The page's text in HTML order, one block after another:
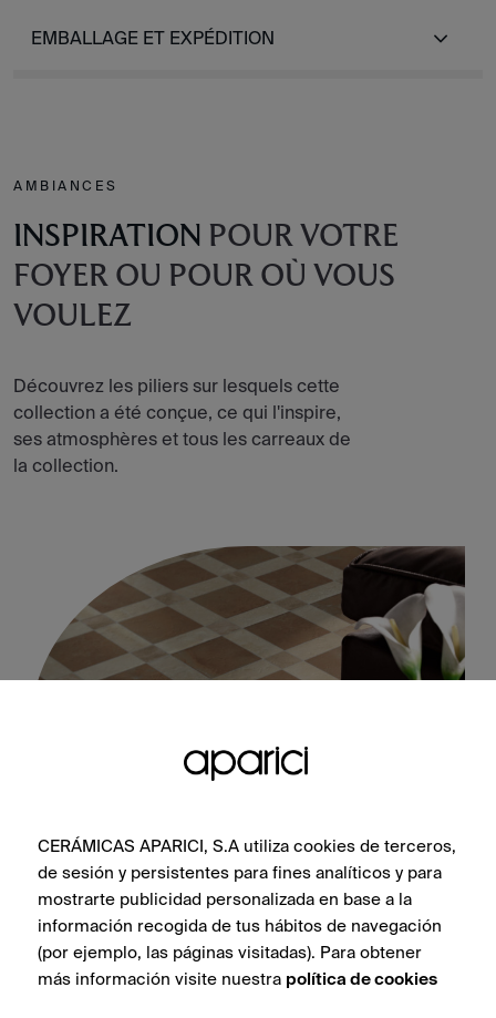
EMBALLAGE ET EXPÉDITION
AMBIANCES
INSPIRATION POUR VOTRE
FOYER OU POUR OÙ VOUS
VOULEZ
Découvrez les piliers sur lesquels cette
collection a été conçue, ce qui l'inspire,
ses atmosphères et tous les carreaux de
la collection.
Cotto Stamp Natural 60X60
VOIR LA COLLECTION
CERÁMICAS APARICI, S.A utiliza cookies de terceros,
de sesión y persistentes para fines analíticos y para
mostrarte publicidad personalizada en base a la
información recogida de tus hábitos de navegación
(por ejemplo, las páginas visitadas). Para obtener
más información visite nuestra política de cookies